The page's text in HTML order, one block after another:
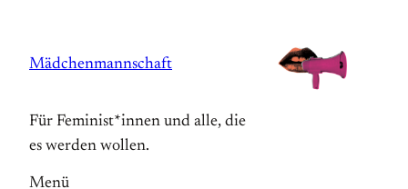
springen
Mädchenmannschaft
Für Feminist*innen und alle, die
es werden wollen.
Menü